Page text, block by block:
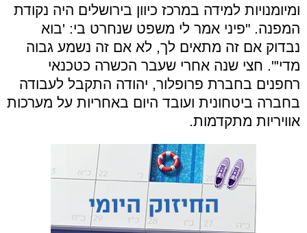
ומיומנויות למידה במרכז כיוון בירושלים היה נקודת
המפנה. "פיני אמר לי משפט שנחרט בי: 'בוא
נבדוק אם זה מתאים לך, לא אם זה נשמע גבוה
מדי'". חצי שנה אחרי שעבר הכשרה כטכנאי
רחפנים בחברת פרופלור, יהודה התקבל לעבודה
בחברה ביטחונית ועובד היום באחריות על מערכות
אוויריות מתקדמות.